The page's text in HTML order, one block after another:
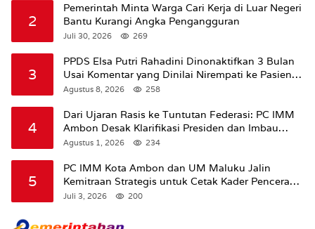
2
Pemerintah Minta Warga Cari Kerja di Luar Negeri
Bantu Kurangi Angka Pengangguran
Juli 30, 2026 269
3
PPDS Elsa Putri Rahadini Dinonaktifkan 3 Bulan
Usai Komentar yang Dinilai Nirempati ke Pasien
BPJS
Agustus 8, 2026 258
4
Dari Ujaran Rasis ke Tuntutan Federasi: PC IMM
Ambon Desak Klarifikasi Presiden dan Imbau
Tunda Pengibaran Bendera Merah Putih Di
Agustus 1, 2026 234
5
PC IMM Kota Ambon dan UM Maluku Jalin
Kemitraan Strategis untuk Cetak Kader Pencerah
Bangsa “Membangun Peradaban dari Kampus”
Juli 3, 2026 200